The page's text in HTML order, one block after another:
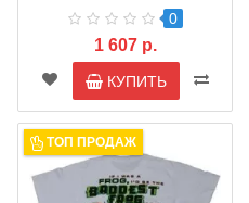
0
1 607 р.
КУПИТЬ
ТОП ПРОДАЖ